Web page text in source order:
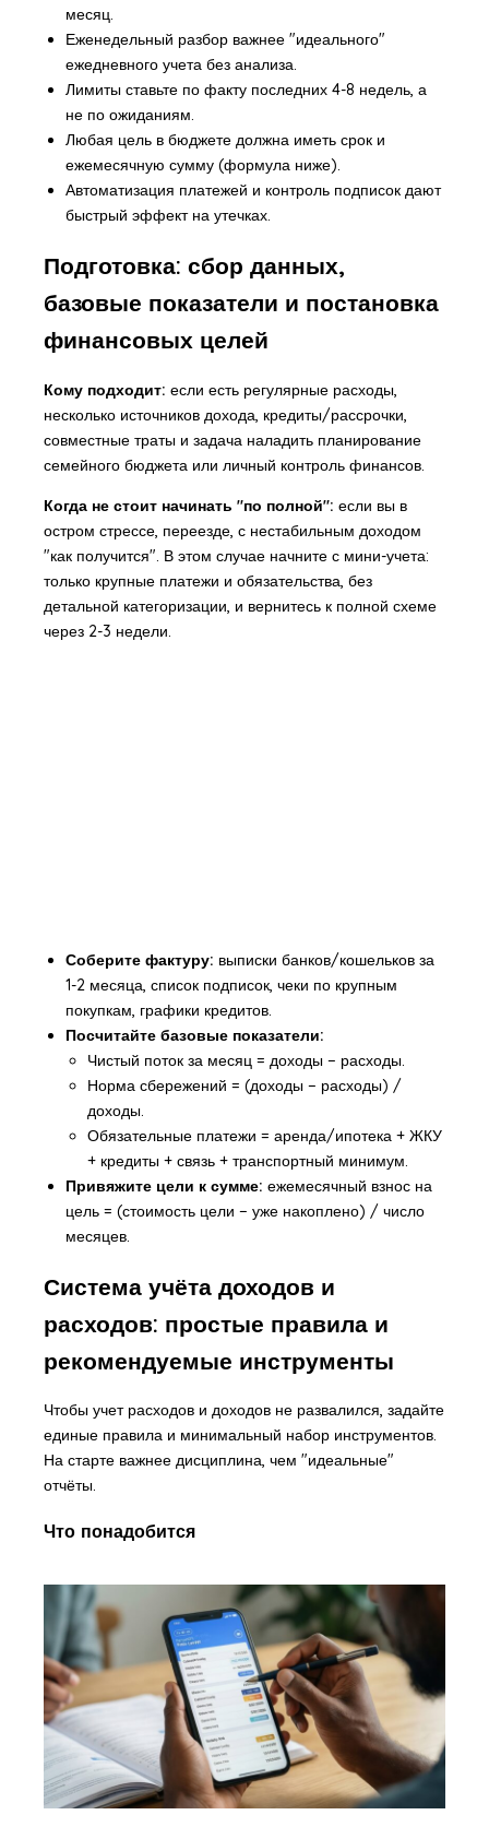
месяц.
Еженедельный разбор важнее "идеального"
ежедневного учета без анализа.
Лимиты ставьте по факту последних 4-8 недель, а
не по ожиданиям.
Любая цель в бюджете должна иметь срок и
ежемесячную сумму (формула ниже).
Автоматизация платежей и контроль подписок дают
быстрый эффект на утечках.
Подготовка: сбор данных,
базовые показатели и постановка
финансовых целей
Кому подходит: если есть регулярные расходы,
несколько источников дохода, кредиты/рассрочки,
совместные траты и задача наладить планирование
семейного бюджета или личный контроль финансов.
Когда не стоит начинать "по полной": если вы в
остром стрессе, переезде, с нестабильным доходом
"как получится". В этом случае начните с мини-учета:
только крупные платежи и обязательства, без
детальной категоризации, и вернитесь к полной схеме
через 2-3 недели.
Соберите фактуру: выписки банков/кошельков за
1-2 месяца, список подписок, чеки по крупным
покупкам, графики кредитов.
Посчитайте базовые показатели:
Чистый поток за месяц = доходы − расходы.
Норма сбережений = (доходы − расходы) /
доходы.
Обязательные платежи = аренда/ипотека + ЖКУ
+ кредиты + связь + транспортный минимум.
Привяжите цели к сумме: ежемесячный взнос на
цель = (стоимость цели − уже накоплено) / число
месяцев.
Система учёта доходов и
расходов: простые правила и
рекомендуемые инструменты
Чтобы учет расходов и доходов не развалился, задайте
единые правила и минимальный набор инструментов.
На старте важнее дисциплина, чем "идеальные"
отчёты.
Что понадобится